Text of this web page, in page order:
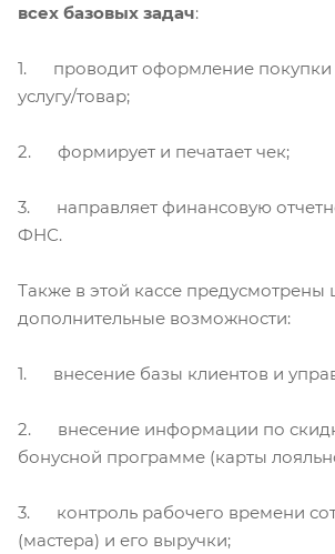
всех базовых задач:
1. проводит оформление покупки
услугу/товар;
2. формирует и печатает чек;
3. направляет финансовую
ФНС.
Также в этой кассе
дополнительные возможности:
1. внесение базы клиентов и
2. внесение информации по
бонусной программе (карты
3. контроль рабочего времени
(мастера) и его выручки;